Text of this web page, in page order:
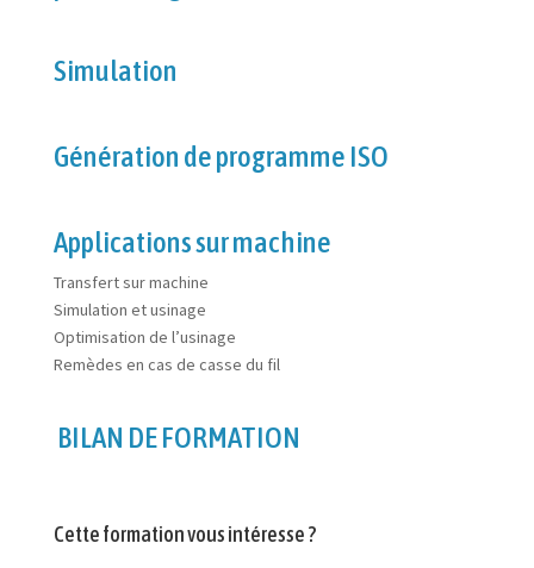
Simulation
Génération de programme ISO
Applications sur machine
Transfert sur machine
Simulation et usinage
Optimisation de l’usinage
Remèdes en cas de casse du fil
BILAN DE FORMATION
Cette formation vous intéresse ?